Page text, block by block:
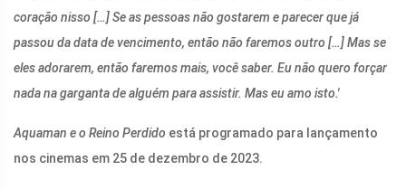
coração nisso […] Se as pessoas não gostarem e parecer que já
passou da data de vencimento, então não faremos outro […] Mas se
eles adorarem, então faremos mais, você saber. Eu não quero forçar
nada na garganta de alguém para assistir. Mas eu amo isto.'
Aquaman e o Reino Perdido está programado para lançamento
nos cinemas em 25 de dezembro de 2023.